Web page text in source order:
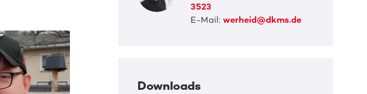
3523
E-Mail: werheid@dkms.de
Downloads